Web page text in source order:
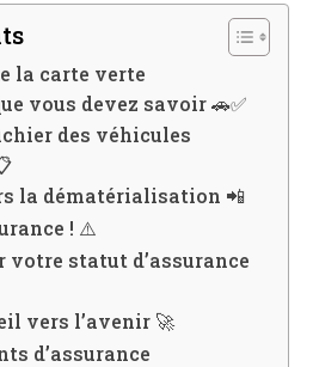
la carte verte
vous devez savoir 🚗✅
des véhicules
la dématérialisation 📲
! ⚠️
votre statut d’assurance
vers l’avenir 🚀
d’assurance